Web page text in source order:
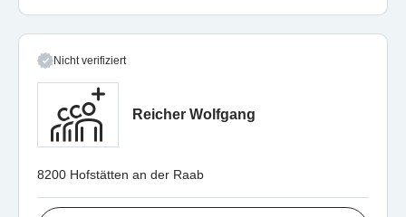
Nicht verifiziert
Reicher Wolfgang
8200 Hofstätten an der Raab